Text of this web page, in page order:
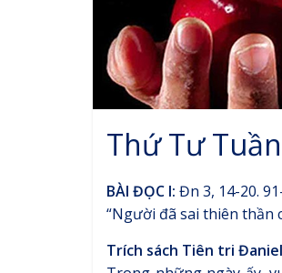
Thứ Tư
BÀI ĐỌC I: Đn 3, 14-20.
“Người đã sai thiên thần
Trích sách Tiên tri